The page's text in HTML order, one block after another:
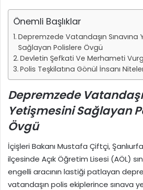
Önemli Başlıklar
Depremzede Vatandaşın Sınavına
Sağlayan Polislere Övgü
Devletin Şefkati Ve Merhameti
Polis Teşkilatına Gönül İnsanı
Depremzede
Yetişmesini Sağlayan
Övgü
İçişleri Bakanı Mustafa Çiftçi,
ilçesinde Açık Öğretim Lisesi (AÖL)
engelli aracının lastiği patlayan
vatandaşın polis ekiplerince sınava